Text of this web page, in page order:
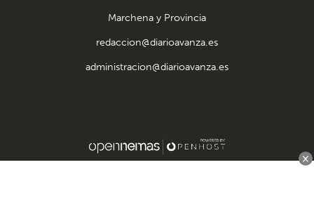
Marchena y Provincia
redaccion@diarioavanza.es
administracion@diarioavanza.es
×